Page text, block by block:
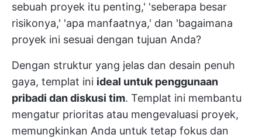
sebuah proyek itu penting,' 'seberapa besar
risikonya,' 'apa manfaatnya,' dan 'bagaimana
proyek ini sesuai dengan tujuan Anda?
Dengan struktur yang jelas dan desain penuh
gaya, templat ini ideal untuk penggunaan
pribadi dan diskusi tim. Templat ini membantu
mengatur prioritas atau mengevaluasi proyek,
memungkinkan Anda untuk tetap fokus dan